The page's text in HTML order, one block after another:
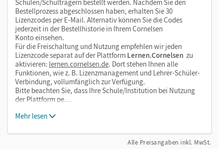
Schulen/Schulträgern bestellt werden. Nachdem Sie den
Bestellprozess abgeschlossen haben, erhalten Sie 30
Lizenzcodes per E-Mail. Alternativ können Sie die Codes
jederzeit in der Bestellhistorie in Ihrem Cornelsen
Konto einsehen.
Für die Freischaltung und Nutzung empfehlen wir jeden
Lizenzcode separat auf der Plattform Lernen.Cornelsen zu
aktivieren: lernen.cornelsen.de. Dort stehen Ihnen alle
Funktionen, wie z. B. Lizenzmanagement und Lehrer-Schüler-
Verbindung, vollumfänglich zur Verfügung.
Bitte beachten Sie, dass Ihre Schule/Institution bei Nutzung
der Plattform pe…
Mehr lesen
Alle Preisangaben inkl. MwSt.